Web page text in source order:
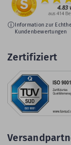
Information zur
Kundenbewertungen
Zertifiziert